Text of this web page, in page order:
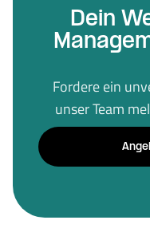
Dein
Fordere ein
unser Team